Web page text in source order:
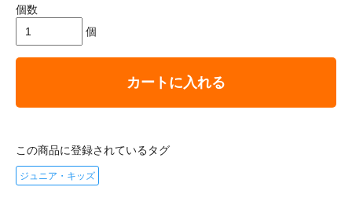
個数
個
カートに入れる
この商品に登録されているタグ
ジュニア・キッズ